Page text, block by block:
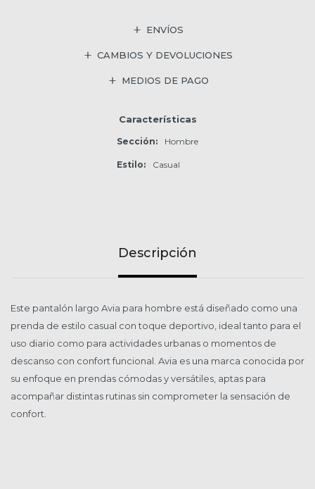
ENVÍOS
CAMBIOS Y DEVOLUCIONES
MEDIOS DE PAGO
Características
Sección Hombre
Estilo Casual
Descripción
Este pantalón largo Avia para hombre está diseñado como una
prenda de estilo casual con toque deportivo, ideal tanto para el
uso diario como para actividades urbanas o momentos de
descanso con confort funcional. Avia es una marca conocida por
su enfoque en prendas cómodas y versátiles, aptas para
acompañar distintas rutinas sin comprometer la sensación de
confort.